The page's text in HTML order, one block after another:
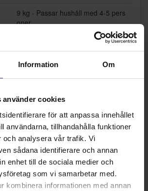
Information Om
använder cookies
för att anpassa innehållet
användarna, tillhandahålla funktioner
och analysera vår trafik. Vi
sådana identifierare och annan
enhet till de sociala medier och
som vi samarbetar med.
kombinera informationen med annan
9 kg - Passar hushåll med 4-5 pers
oner
58 (standard)
C
0.49 kWh drar den i genomsnitt per
tvättning (cykel)
i
43